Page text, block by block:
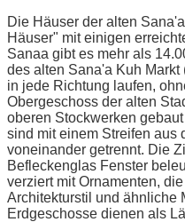
Die Häuser der alten
Häuser" mit einigen
Sanaa gibt es mehr als
des alten Sana'a Kuh
in jede Richtung laufen,
Obergeschoss der alten
oberen Stockwerken
sind mit einem Streifen aus
voneinander getrennt. Die
Befleckenglas Fenster
verziert mit Ornamenten,
Architekturstil und ähnliche
Erdgeschosse dienen als